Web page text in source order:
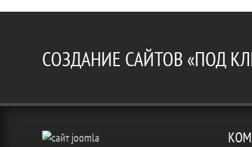
СОЗДАНИЕ САЙТОВ «ПОД